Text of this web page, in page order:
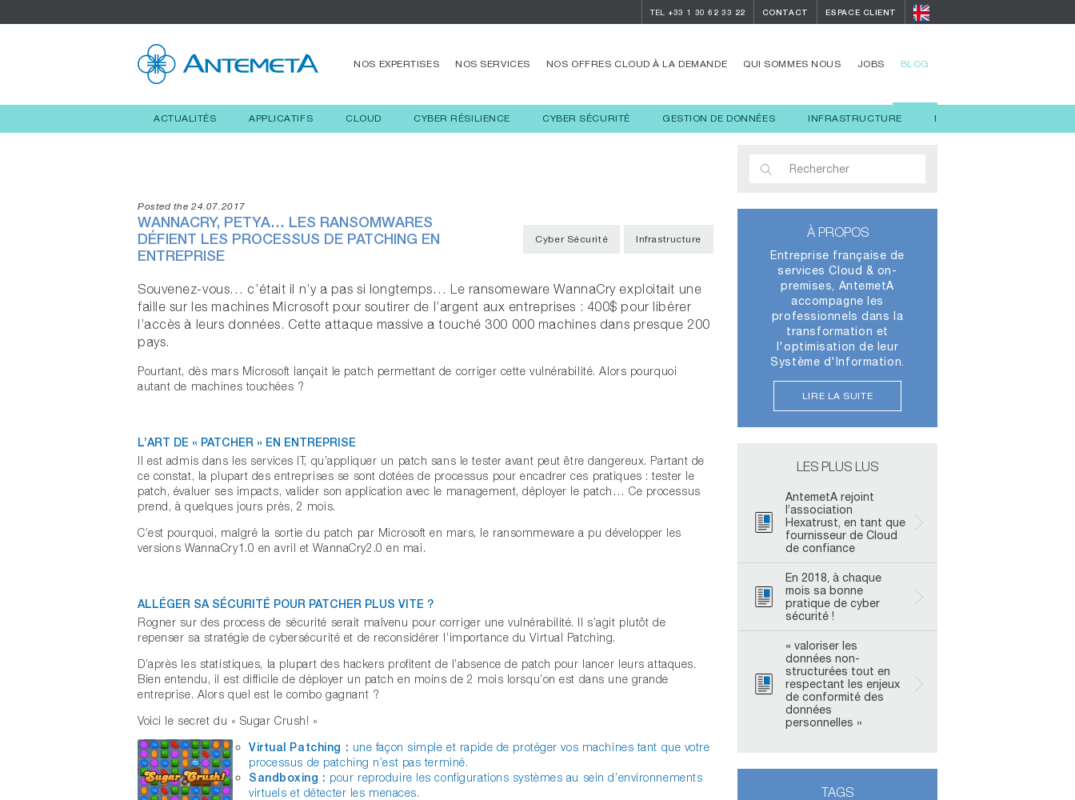
TEL +33 1 30 62 33 22 CONTACT ESPACE CLIENT
NOS EXPERTISES NOS SERVICES NOS OFFRES CLOUD À LA DEMANDE QUI SOMMES NOUS JOBS BLOG
ACTUALITÉS APPLICATIFS CLOUD CYBER RÉSILIENCE CYBER SÉCURITÉ GESTION DE DONNÉES INFRASTRUCTURE INTELLIGENCE
Posted the 24.07.2017
WANNACRY, PETYA… LES RANSOMWARES
DÉFIENT LES PROCESSUS DE PATCHING EN
ENTREPRISE
Cyber Sécurité Infrastructure
Souvenez-vous… c’était il n’y a pas si longtemps… Le ransomeware WannaCry exploitait une
faille sur les machines Microsoft pour soutirer de l’argent aux entreprises : 400$ pour libérer
l’accès à leurs données. Cette attaque massive a touché 300 000 machines dans presque 200
pays.
Pourtant, dès mars Microsoft lançait le patch permettant de corriger cette vulnérabilité. Alors pourquoi
autant de machines touchées ?
L’ART DE « PATCHER » EN ENTREPRISE
Il est admis dans les services IT, qu’appliquer un patch sans le tester avant peut être dangereux. Partant de
ce constat, la plupart des entreprises se sont dotées de processus pour encadrer ces pratiques : tester le
patch, évaluer ses impacts, valider son application avec le management, déployer le patch… Ce processus
prend, à quelques jours près, 2 mois.
C’est pourquoi, malgré la sortie du patch par Microsoft en mars, le ransommeware a pu développer les
versions WannaCry1.0 en avril et WannaCry2.0 en mai.
ALLÉGER SA SÉCURITÉ POUR PATCHER PLUS VITE ?
Rogner sur des process de sécurité serait malvenu pour corriger une vulnérabilité. Il s’agit plutôt de
repenser sa stratégie de cybersécurité et de reconsidérer l’importance du Virtual Patching.
D’après les statistiques, la plupart des hackers profitent de l’absence de patch pour lancer leurs attaques.
Bien entendu, il est difficile de déployer un patch en moins de 2 mois lorsqu’on est dans une grande
entreprise. Alors quel est le combo gagnant ?
Voici le secret du « Sugar Crush! »
Virtual Patching : une façon simple et rapide de protéger vos machines tant que votre
processus de patching n’est pas terminé.
Sandboxing : pour reproduire les configurations systèmes au sein d’environnements
virtuels et détecter les menaces.
À PROPOS
Entreprise française de
services Cloud & on-
premises, AntemetA
accompagne les
professionnels dans la
transformation et
l'optimisation de leur
Système d'Information.
LIRE LA SUITE
LES PLUS LUS
AntemetA rejoint
l’association
Hexatrust, en tant que
fournisseur de Cloud
de confiance
En 2018, à chaque
mois sa bonne
pratique de cyber
sécurité !
« valoriser les
données non-
structurées tout en
respectant les enjeux
de conformité des
données
personnelles »
TAGS